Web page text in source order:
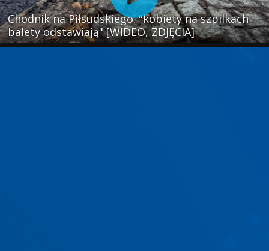
Chodnik na Piłsudskiego: "kobiety na szpilkach
balety odstawiają" [WIDEO, ZDJĘCIA]